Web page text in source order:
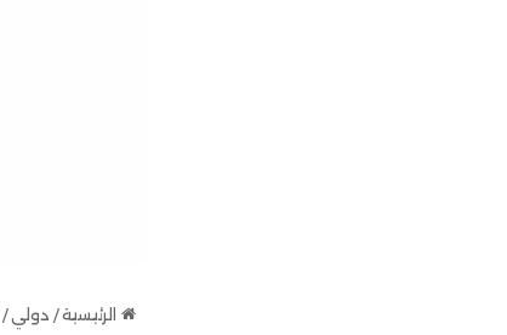
الرئيسية/ دولي /